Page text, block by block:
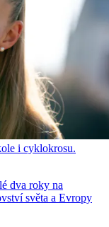
i cyklokrosu.
dva roky na
světa a Evropy